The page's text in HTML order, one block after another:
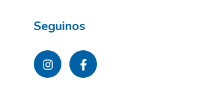
Seguinos